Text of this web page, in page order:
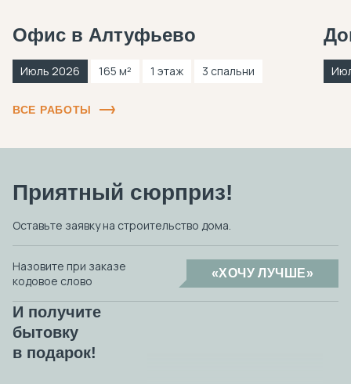
Офис в Алтуфьево
Июль 2026 165 м² 1 этаж 3 спальни
ВСЕ РАБОТЫ
Приятный сюрприз!
Оставьте заявку на строительство дома.
Назовите при заказе
кодовое слово
«ХОЧУ ЛУЧШЕ»
И получите
бытовку
в подарок!